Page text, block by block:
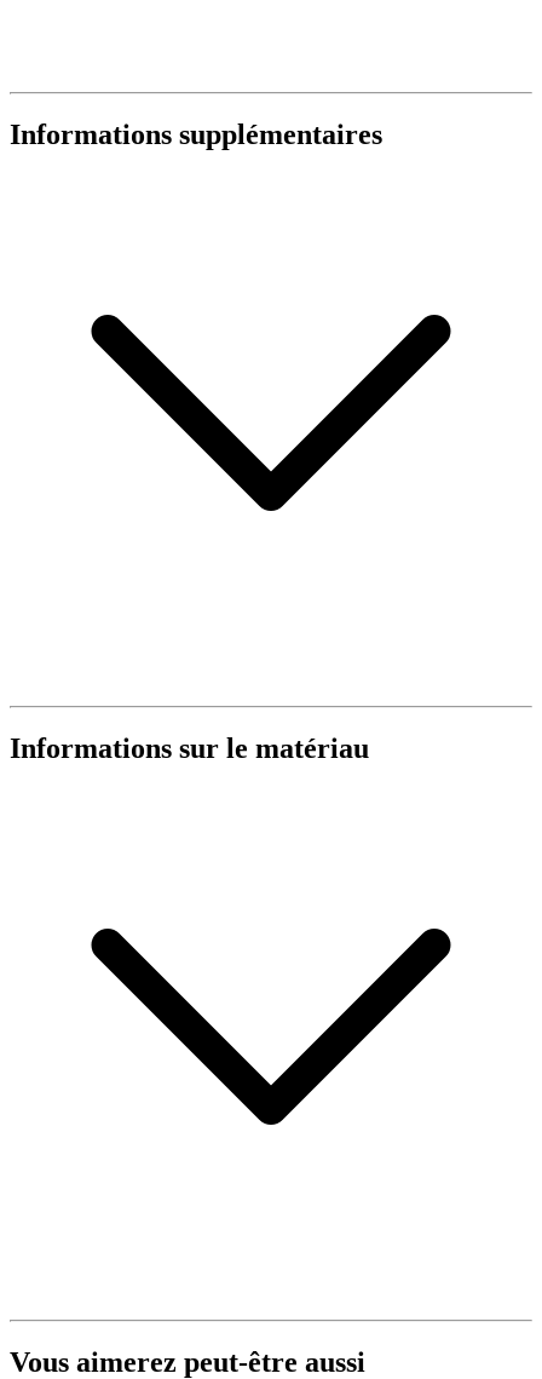
Informations supplémentaires
Informations sur le matériau
Vous aimerez peut-être aussi